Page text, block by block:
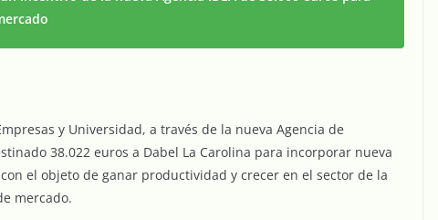
y Universidad, a través de la nueva Agencia de
38.022 euros a Dabel La Carolina para incorporar nueva
el objeto de ganar productividad y crecer en el sector de la
mercado.